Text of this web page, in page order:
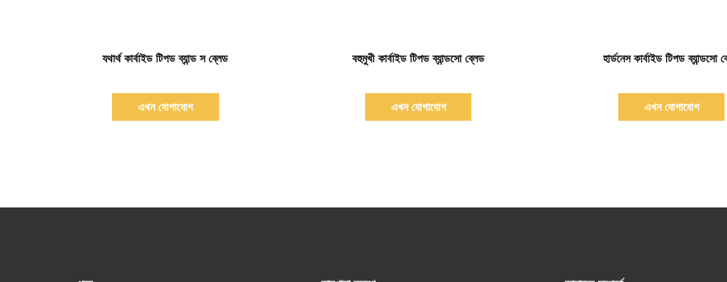
বিস্তারিত দেখাও
যথার্থ কার্বাইড টিপড ব্যান্ড স ব্লেড
এখন যোগাযোগ
বিস্তারিত দেখাও
বহুমুখী কার্বাইড টিপড ব্যান্ডসো ব্লেড
এখন যোগাযোগ
বিস্তারিত দেখাও
হার্ডনেস কার্বাইড টিপড ব্যান্ডসো
এখন যোগাযোগ